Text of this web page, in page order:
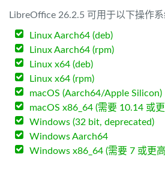
LibreOffice 26.2.5 可用于以下操作
Linux Aarch64 (deb)
Linux Aarch64 (rpm)
Linux x64 (deb)
Linux x64 (rpm)
macOS (Aarch64/Apple Silicon)
macOS x86_64 (需要 10.14 或
Windows (32 bit, deprecated)
Windows Aarch64
Windows x86_64 (需要 7 或更